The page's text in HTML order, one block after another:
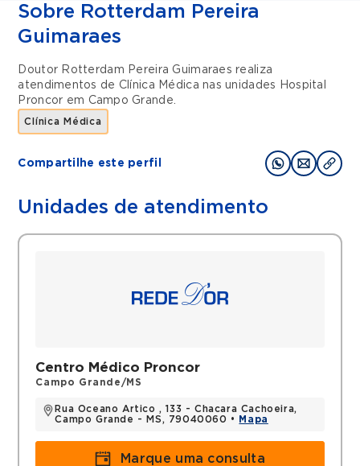
Sobre Rotterdam Pereira
Guimaraes
Doutor Rotterdam Pereira Guimaraes realiza
atendimentos de Clínica Médica nas unidades
Hospital
Proncor em Campo Grande.
Clínica Médica
Compartilhe este perfil
Unidades de atendimento
Centro Médico Proncor
Campo Grande/MS
Rua Oceano Artico , 133 - Chacara Cachoeira,
Campo Grande - MS, 79040060 •
Mapa
Marque uma consulta